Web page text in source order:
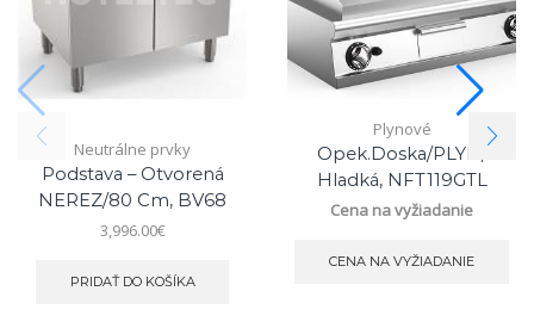
Neutrálne prvky
Podstava – Otvorená
NEREZ/80 Cm, BV68
3,996.00€
PRIDAŤ DO KOŠÍKA
Plynové
Opek.doska/PLYN/
Hladká, NFT119GTL
Cena na vyžiadanie
CENA NA VYŽIADANIE